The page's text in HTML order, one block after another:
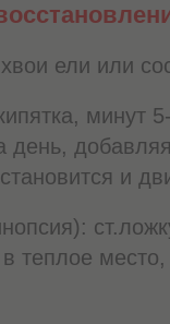
ели или
минут
день,
и
теплое